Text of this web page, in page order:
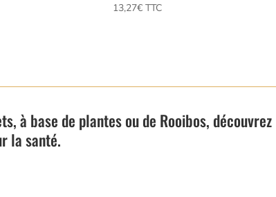
Note
4.00
13,27€ TTC
à base de plantes ou de Rooibos, découvrez
la santé.